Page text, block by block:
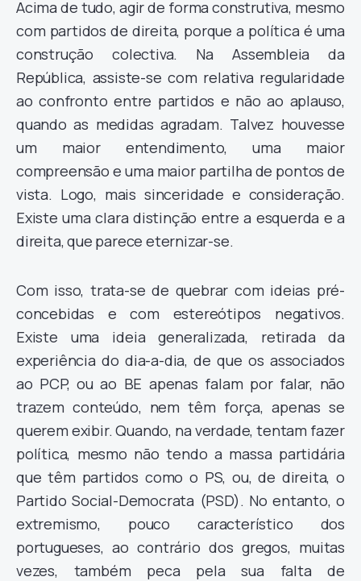
Acima de tudo, agir de forma construtiva, mesmo
com partidos de direita, porque a política é uma
construção colectiva. Na Assembleia da
República, assiste-se com relativa regularidade
ao confronto entre partidos e não ao aplauso,
quando as medidas agradam. Talvez houvesse
um maior entendimento, uma maior
compreensão e uma maior partilha de pontos de
vista. Logo, mais sinceridade e consideração.
Existe uma clara distinção entre a esquerda e a
direita, que parece eternizar-se.
Com isso, trata-se de quebrar com ideias pré-
concebidas e com estereótipos negativos.
Existe uma ideia generalizada, retirada da
experiência do dia-a-dia, de que os associados
ao PCP, ou ao BE apenas falam por falar, não
trazem conteúdo, nem têm força, apenas se
querem exibir. Quando, na verdade, tentam fazer
política, mesmo não tendo a massa partidária
que têm partidos como o PS, ou, de direita, o
Partido Social-Democrata (PSD). No entanto, o
extremismo, pouco característico dos
portugueses, ao contrário dos gregos, muitas
vezes, também peca pela sua falta de